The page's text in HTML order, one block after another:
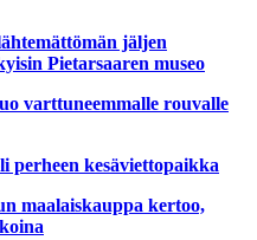
jäljen
Pietarsaaren museo
varttuneemmalle rouvalle
perheen kesäviettopaikka
maalaiskauppa kertoo,